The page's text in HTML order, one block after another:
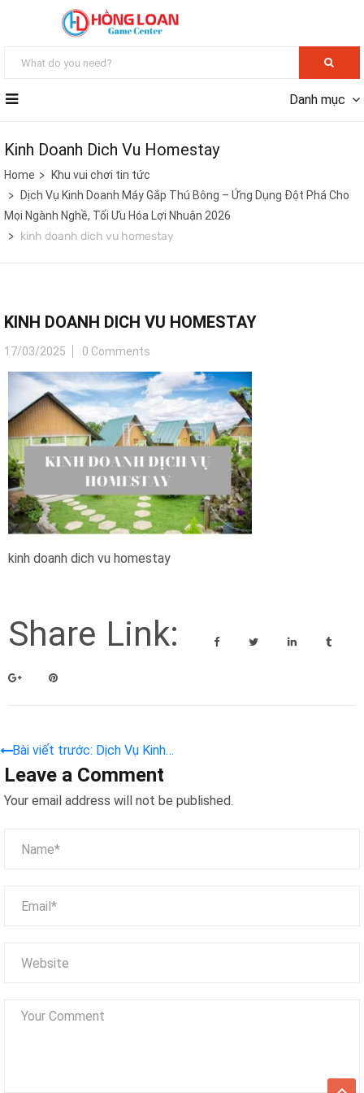
Danh mục
Kinh Doanh Dich Vu Homestay
Home
Khu vui chơi tin tức
Dịch Vụ Kinh Doanh Máy Gắp Thú Bông – Ứng Dụng Đột Phá Cho
Mọi Ngành Nghề, Tối Ưu Hóa Lợi Nhuận 2026
kinh doanh dich vu homestay
KINH DOANH DICH VU HOMESTAY
17/03/2025 0 Comments
kinh doanh dich vu homestay
Share Link:
Bài viết trước: Dịch Vụ Kinh
Doanh Máy Gắp Thú Bông –
Ứng Dụng Đột Phá Cho Mọi
Nhuận 2026
Leave a Comment
Your email address will not be published.